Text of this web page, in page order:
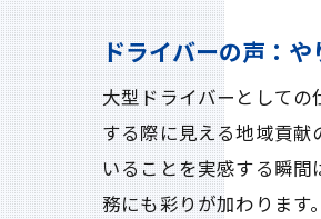
ドライバーの声：
大型ドライバーとしての
する際に見える地域貢献
いることを実感する瞬間
務にも彩りが加わります